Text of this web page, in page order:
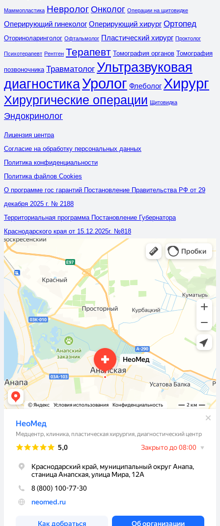
Маммопластика Невролог Онколог Операции на щитовидке
Оперирующий гинеколог Оперирующий хирург Ортопед
Оториноларинголог Офтальмолог Пластический хирург Проктолог
Психотерапевт Рентген Терапевт Томография органов Томография
позвоночника Травматолог Ультразвуковая
диагностикаУролог Флеболог Хирург
Хирургические операции Щитовидка
Эндокринолог
Лицензия центра
Согласие на обработку персональных данных
Политика конфиденциальности
Политика файлов Cookies
О программе гос гарантий Постановление Правительства РФ от 29
декабря 2025 г. № 2188
Территориальная программа Постановление Губернатора
Краснодарского края от 15.12.2025г. №818